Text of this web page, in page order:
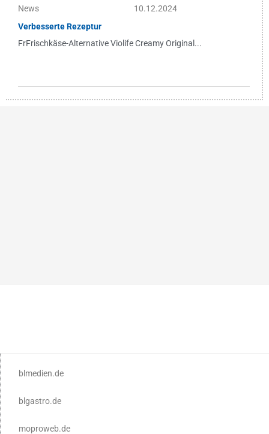
News
10.12.2024
Verbesserte Rezeptur
FrFrischkäse-Alternative Violife Creamy Original...
blmedien.de
blgastro.de
moproweb.de